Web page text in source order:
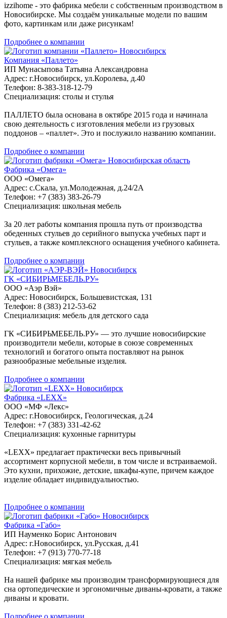
izzihome - это фабрика мебели с собственным производством в
Новосибирске. Мы создаём уникальные модели по вашим
фото, картинкам или даже рисункам!
Подробнее о компании
Новосибирск
Компания «Паллето»
ИП Мунасыпова Татьяна Александровна
Адрес: г.Новосибирск, ул.Королева, д.40
Телефон: 8-383-318-12-79
Специализация: столы и стулья
ПАЛЛЕТО была основана в октябре 2015 года и начинала
свою деятельность с изготовления мебели из грузовых
поддонов – «паллет». Это и послужило названию компании.
Подробнее о компании
Новосибирская область
Фабрика «Омега»
ООО «Омега»
Адрес: с.Скала, ул.Молодежная, д.24/2А
Телефон: +7 (383) 383-26-79
Специализация: школьная мебель
За 20 лет работы компания прошла путь от производства
обеденных стульев до серийного выпуска учебных парт и
стульев, а также комплексного оснащения учебного кабинета.
Подробнее о компании
Новосибирск
ГК «СИБИРЬМЕБЕЛЬ.РУ»
ООО «Аэр Вэй»
Адрес: Новосибирск, Большевистская, 131
Телефон: 8 (383) 212-53-62
Специализация: мебель для детского сада
ГК «СИБИРЬМЕБЕЛЬ.РУ» — это лучшие новосибирские
производители мебели, которые в союзе современных
технологий и богатого опыта поставляют на рынок
разнообразные мебельные изделия.
Подробнее о компании
Новосибирск
Фабрика «LEXX»
ООО «МФ «Лекс»
Адрес: г.Новосибирск, Геологическая, д.24
Телефон: +7 (383) 331-42-62
Специализация: кухонные гарнитуры
«LEXX» предлагает практически весь привычный
ассортимент корпусной мебели, в том числе и встраиваемой.
Это кухни, прихожие, детские, шкафы-купе, причем каждое
изделие обладает индивидуальностью.
Подробнее о компании
Новосибирск
Фабрика «Габо»
ИП Науменко Борис Антонович
Адрес: г.Новосибирск, ул.Русская, д.41
Телефон: +7 (913) 770-77-18
Специализация: мягкая мебель
На нашей фабрике мы производим трансформирующиеся для
сна ортопедические и эргономичные диваны-кровати, а также
диваны и кровати.
Подробнее о компании